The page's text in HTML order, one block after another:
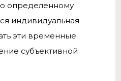
определенному
индивидуальная
эти временные
субъективной